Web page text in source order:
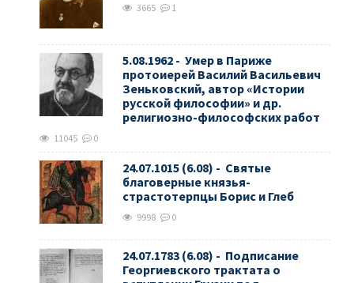
3665 1
5.08.1962 - Умер в Париже
протоиерей Василий Васильевич
Зеньковский, автор «Истории
русской философии» и др.
религиозно-философских работ
11045 0
24.07.1015 (6.08) - Святые
благоверные князья-
страстотерпцы Борис и Глеб
9998 0
24.07.1783 (6.08) - Подписание
Георгиевского трактата о